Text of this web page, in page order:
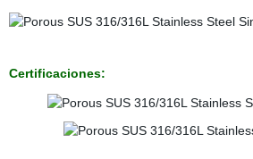
Certificaciones: